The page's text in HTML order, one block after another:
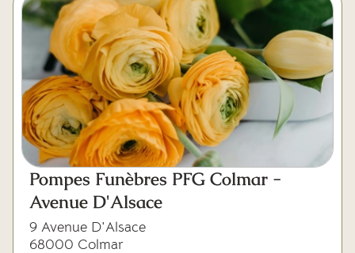
Pompes Funèbres PFG Colmar -
Avenue D'Alsace
9 Avenue D'Alsace
68000 Colmar